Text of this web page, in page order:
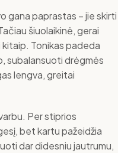
gana paprastas – jie skirti
šiuolaikinė, gerai
Tonikas padeda
subalansuoti drėgmės
lengva, greitai
Per stiprios
bet kartu pažeidžia
dar didesniu jautrumu,